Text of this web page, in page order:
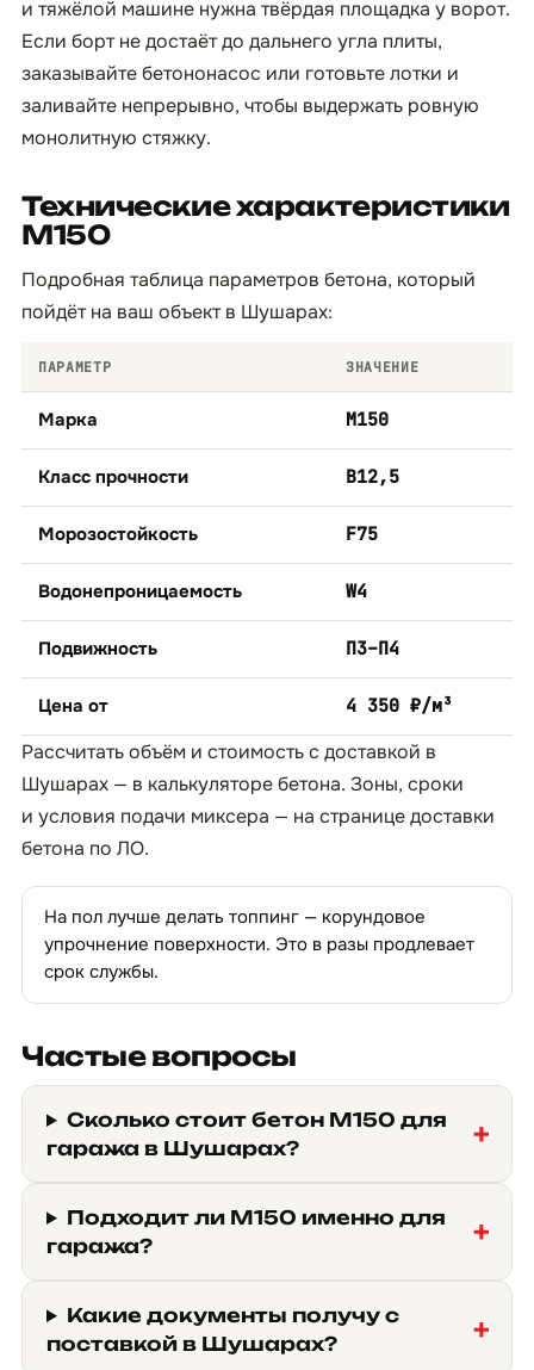
и тяжёлой машине нужна твёрдая площадка у ворот.
Если борт не достаёт до дальнего угла плиты,
заказывайте бетононасос или готовьте лотки и
заливайте непрерывно, чтобы выдержать ровную
монолитную стяжку.
Технические характеристики
М150
Подробная таблица параметров бетона, который
пойдёт на ваш объект в Шушарах:
ПАРАМЕТР ЗНАЧЕНИЕ
Марка М150
Класс прочности B12,5
Морозостойкость F75
Водонепроницаемость W4
Подвижность П3–П4
Цена от 4 350 ₽/м³
Рассчитать объём и стоимость с доставкой в
Шушарах — в калькуляторе бетона. Зоны, сроки
и условия подачи миксера — на страницедоставки
бетона по ЛО.
На пол лучше делать топпинг — корундовое
упрочнение поверхности. Это в разы продлевает
срок службы.
Частые вопросы
Сколько стоит бетон М150 для
гаража в Шушарах?
Подходит ли М150 именно для
гаража?
Какие документы получу с
поставкой в Шушарах?